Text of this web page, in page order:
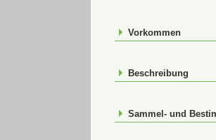
Vorkommen
Beschreibung
Sammel- und